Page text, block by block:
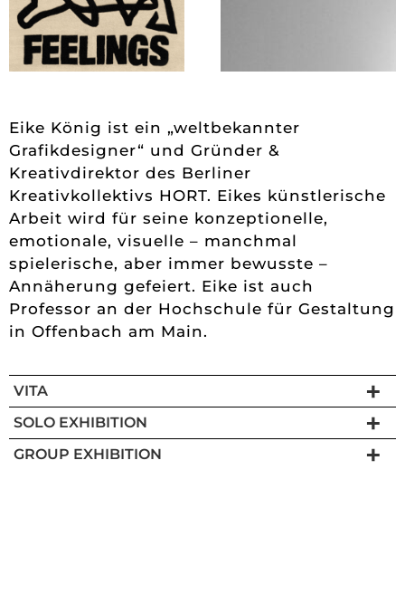
Eike König ist ein „weltbekannter
Grafikdesigner“ und Gründer &
Kreativdirektor des Berliner
Kreativkollektivs HORT. Eikes künstlerische
Arbeit wird für seine konzeptionelle,
emotionale, visuelle – manchmal
spielerische, aber immer bewusste –
Annäherung gefeiert. Eike ist auch
Professor an der Hochschule für Gestaltung
in Offenbach am Main.
VITA
SOLO EXHIBITION
GROUP EXHIBITION